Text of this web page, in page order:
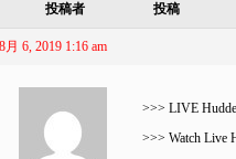
投稿者 投稿
8月 6, 2019 1:16 am
>>> LIVE
>>> Watch Live